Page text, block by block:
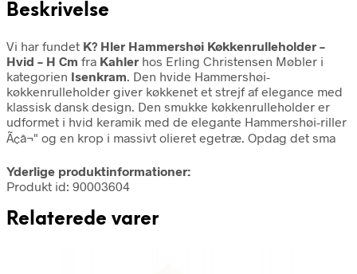
Beskrivelse
Vi har fundet K? Hler Hammershøi Køkkenrulleholder –
Hvid – H Cm fra Kahler hos Erling Christensen Møbler i
kategorien Isenkram. Den hvide Hammershøi-
køkkenrulleholder giver køkkenet et strejf af elegance med
klassisk dansk design. Den smukke køkkenrulleholder er
udformet i hvid keramik med de elegante Hammershøi-riller
Ã¢â¬" og en krop i massivt olieret egetræ. Opdag det sma
Yderlige produktinformationer:
Produkt id: 90003604
Relaterede varer